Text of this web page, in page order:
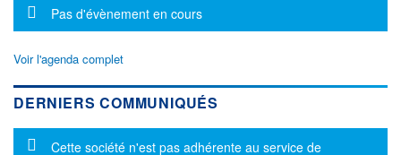
Message d'information
Pas d'évènement en cours
Voir l'agenda complet
DERNIERS COMMUNIQUÉS
Message d'information
Cette société n'est pas adhérente au service de